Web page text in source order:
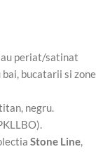
periat/satinat
bucatarii si zone
negru.
Stone Line,